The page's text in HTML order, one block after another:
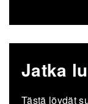
Jatka
Tästä löydät